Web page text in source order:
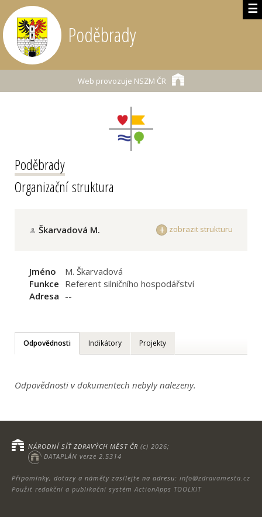
☰
Poděbrady
Web provozuje NSZM ČR
Poděbrady
Organizační struktura
zobrazit strukturu
Škarvadová M.
Jméno
M. Škarvadová
Funkce Referent silničního hospodářství
Adresa --
Odpovědnosti Indikátory Projekty
Odpovědnosti v dokumentech nebyly nalezeny.
Připomínky, dotazy a náměty zasílejte na adresu: info@zdravamesta.cz
Použit redakční a publikační systém ActionApps TOOLKIT
NÁRODNÍ SÍŤ ZDRAVÝCH MĚST ČR (c) 2026;
DATAPLÁN verze 2.5314